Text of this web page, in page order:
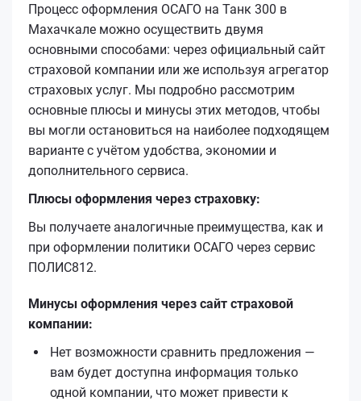
Процесс оформления ОСАГО на Танк 300 в
Махачкале можно осуществить двумя
основными способами: через официальный сайт
страховой компании или же используя агрегатор
страховых услуг. Мы подробно рассмотрим
основные плюсы и минусы этих методов, чтобы
вы могли остановиться на наиболее подходящем
варианте с учётом удобства, экономии и
дополнительного сервиса.
Плюсы оформления через страховку:
Вы получаете аналогичные преимущества, как и
при оформлении политики ОСАГО через сервис
ПОЛИС812.
Минусы оформления через сайт страховой
компании:
Нет возможности сравнить предложения —
вам будет доступна информация только
одной компании, что может привести к